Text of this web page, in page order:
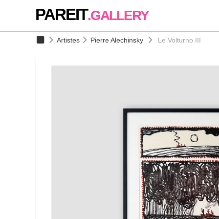
PAREIT.GALLERY
Artistes Pierre Alechinsky Le Volturno III